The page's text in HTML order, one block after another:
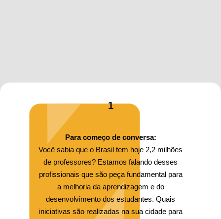
1
Para começo de conversa:
Você sabia que o Brasil tem hoje 2,2 milhões
de professores? Estamos falando desses
profissionais que são peça fundamental para
a melhoria da aprendizagem e do
desenvolvimento dos estudantes. Quais
iniciativas são realizadas na sua cidade para